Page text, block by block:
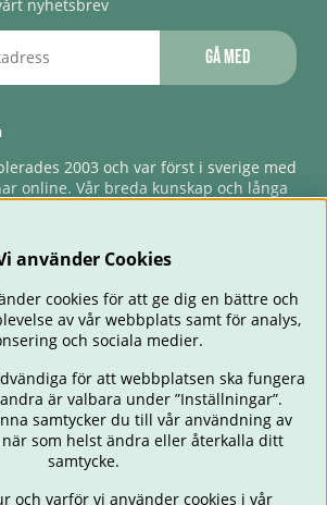
nyhetsbrev
Gå med
2003 och var först i sverige med
online. Vår breda kunskap och långa
& förlängd ångerrätt.
BILSTOLAR BABY ÄTA & MATA
RESA
använder Cookies
cookies för att ge dig en bättre och
av vår webbplats samt för analys,
och sociala medier.
för att webbplatsen ska fungera
är valbara under ”Inställningar”.
samtycker du till vår användning av
när som helst ändra eller återkalla ditt
samtycke.
och varför vi använder cookies i vår